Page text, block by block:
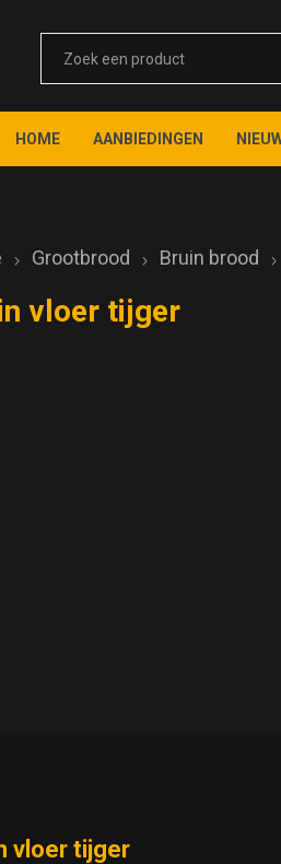
HOME AANBIEDINGEN
Grootbrood Bruin brood
vloer tijger
vloer tijger